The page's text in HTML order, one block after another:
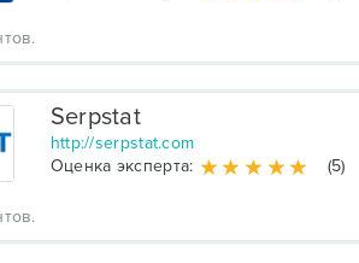
Serpstat
http://serpstat.com
Оценка эксперта:
(5)